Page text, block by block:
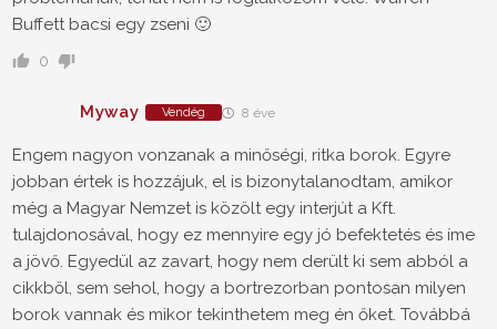
Buffett bacsi egy zseni 🙂
0
Myway Vendég 8 éve
Engem nagyon vonzanak a minőségi, ritka borok. Egyre
jobban értek is hozzájuk, el is bizonytalanodtam, amikor
még a Magyar Nemzet is közölt egy interjút a Kft.
tulajdonosával, hogy ez mennyire egy jó befektetés és íme
a jövő. Egyedül az zavart, hogy nem derült ki sem abból a
cikkből, sem sehol, hogy a bortrezorban pontosan milyen
borok vannak és mikor tekinthetem meg én őket. Továbbá